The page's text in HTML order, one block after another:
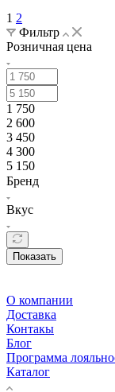
1 2
Фильтр
Розничная цена
1 750
2 600
3 450
4 300
5 150
Бренд
Вкус
Показать
О компании
Доставка
Контакы
Блог
Программа
Каталог